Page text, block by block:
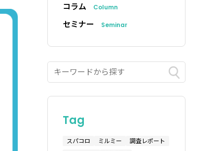
コラム Column
セミナー Seminar
Tag
スパコロ ミルミー
調査レポート